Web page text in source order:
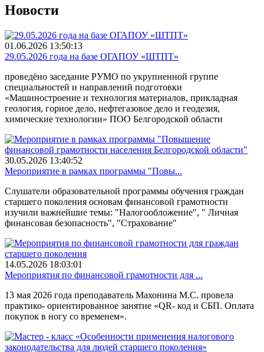
Новости
01.06.2026 13:50:13
29.05.2026 года на базе ОГАПОУ «ШТПТ»
проведёно заседание РУМО по укрупненной группе
специальностей и направлений подготовки
«Машиностроение и технология материалов, прикладная
геология, горное дело, нефтегазовое дело и геодезия,
химические технологии» ПОО Белгородской области
30.05.2026 13:40:52
Мероприятие в рамках программы "Повы...
Слушатели образовательной программы обучения граждан
старшего поколения основам финансовой грамотности
изучили важнейшие темы: "Налогообложение", " Личная
финансовая безопасность", "Страхование"
14.05.2026 18:03:01
Мероприятия по финансовой грамотности для ...
13 мая 2026 года преподаватель Махонина М.С. провела
практико- ориентированное занятие «QR- код и СБП. Оплата
покупок в ногу со временем».